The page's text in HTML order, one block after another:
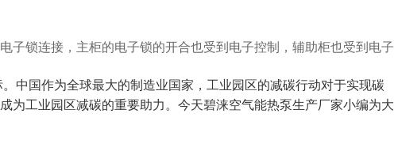
锁连接，主柜的电子锁的开合也受到电子控制，辅助柜也受到电子
中国作为全球最大的制造业国家，工业园区的减碳行动对于实现碳
为工业园区减碳的重要助力。今天碧涞空气能热泵生产厂家小编为大